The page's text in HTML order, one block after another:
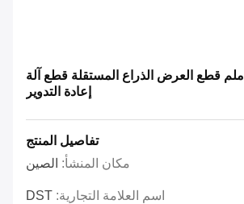
الحد الأدنى 4.5 ملم قطع العرض الذراع المستقلة قطع آلة
إعادة التدوير
تفاصيل المنتج
مكان المنشأ: الصين
اسم العلامة التجارية: DST